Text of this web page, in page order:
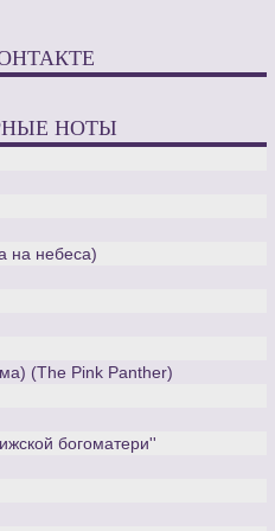
НОТЫ
на небеса)
(The Pink Panther)
богоматери''